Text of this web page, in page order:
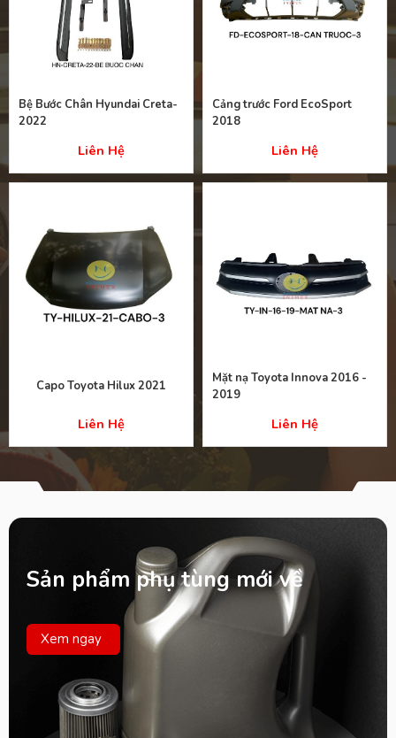
Bệ Bước Chân Hyundai Creta-
2022
Liên Hệ
Cảng trước Ford EcoSport
2018
Liên Hệ
Capo Toyota Hilux 2021
Liên Hệ
Mặt nạ Toyota Innova 2016 -
2019
Liên Hệ
Sản phẩm phụ tùng mới về
Xem ngay